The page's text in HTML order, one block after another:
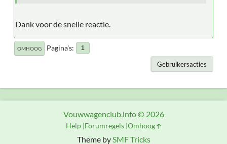
Dank voor de snelle reactie.
OMHOOG Pagina's 1
Gebruikersacties
Theme bySMF Tricks
Vouwwagenclub.info © 2026
Help Forumregels Omhoog